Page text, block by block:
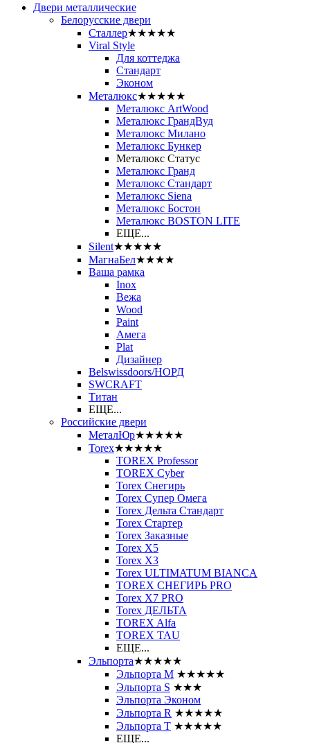
Двери металлические
Белорусские двери
Сталлер★★★★★
Viral Style
Для коттеджа
Стандарт
Эконом
Металюкс★★★★★
Металюкс ArtWood
Металюкс ГрандВуд
Металюкс Милано
Металюкс Бункер
Металюкс Статус
Металюкс Гранд
Металюкс Стандарт
Металюкс Siena
Металюкс Бостон
Металюкс BOSTON LITE
ЕЩЕ...
Silent★★★★★
МагнаБел★★★★
Ваша рамка
Inox
Вежа
Wood
Paint
Амега
Plat
Дизайнер
Belswissdoors/НОРД
SWCRAFT
Титан
ЕЩЕ...
Российские двери
МеталЮр★★★★★
Torex★★★★★
TOREX Professor
TOREX Cyber
Torex Снегирь
Torex Супер Омега
Torex Дельта Стандарт
Torex Стартер
Torex Заказные
Torex Х5
Torex Х3
Torex ULTIMATUM BIANCA
TOREX СНЕГИРЬ PRO
Torex X7 PRO
Torex ДЕЛЬТА
TOREX Alfa
TOREX TAU
ЕЩЕ...
Эльпорта★★★★★
Эльпорта M ★★★★★
Эльпорта S ★★★
Эльпорта Эконом
Эльпорта R ★★★★★
Эльпорта Т ★★★★★
ЕЩЕ...